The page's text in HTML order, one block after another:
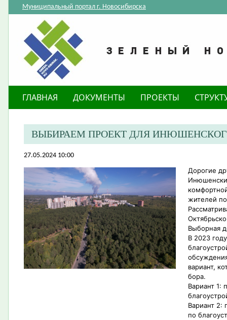
Муниципальный портал г. Новосибирска
ГЛАВНАЯ ДОКУМЕНТЫ ПРОЕКТЫ
ВЫБИРАЕМ ПРОЕКТ ДЛЯ
27.05.2024 10:00
Дорогие
жителей
Выборная
В 2023
вариант,
бора.
Вариант 1:
Вариант 2:
по